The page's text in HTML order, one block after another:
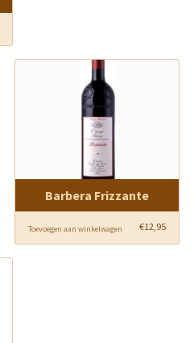
Barbera Frizzante
€12,95
Toevoegen aan winkelwagen